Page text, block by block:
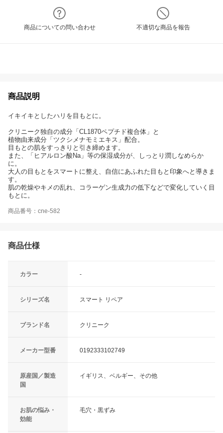
商品についての問い合わせ 不適切な商品を報告
商品説明
イキイキとしたハリを目もとに。
クリニーク独自の成分「CL1870ペプチド複合体」と
植物由来成分「ツクシメナモミエキス」配合。
目もとの肌をすっきりと引き締めます。
また、「ヒアルロン酸Na」等の保湿成分が、しっとり潤しなめらか
に。
大人の目もとをスマートに整え、自信にあふれた目もと印象へと導きま
す。
肌の乾燥やキメの乱れ、コラーゲン生成力の低下などで変化していく目
もとに。
商品番号：cne-582
商品仕様
カラー -
シリーズ名 スマート リペア
ブランド名 クリニーク
メーカー型番 0192333102749
原産国／製造
国
イギリス、ベルギー、その他
お肌の悩み・
効能
毛穴・黒ずみ